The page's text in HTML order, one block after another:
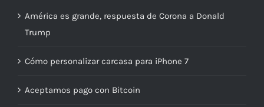
América es grande, respuesta de Corona a Donald
Trump
Cómo personalizar carcasa para iPhone 7
Aceptamos pago con Bitcoin